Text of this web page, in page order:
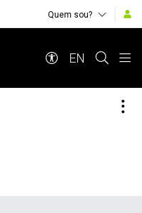
Quem sou?
EN